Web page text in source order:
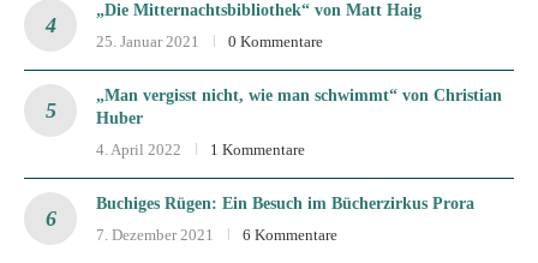
„Die Mitternachtsbibliothek“ von Matt Haig
25. Januar 2021
0 Kommentare
„Man vergisst nicht, wie man schwimmt“ von Christian
Huber
4. April 2022
1 Kommentare
Buchiges Rügen: Ein Besuch im Bücherzirkus Prora
7. Dezember 2021
6 Kommentare